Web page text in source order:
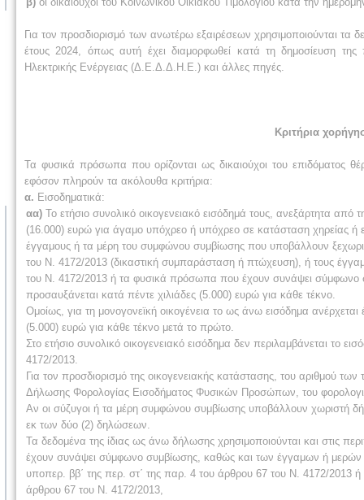
Για τον προσδιορισμό των ανωτέρω εξαιρέσεων χρησιμοποιούνται
έτους 2024, όπως αυτή έχει διαμορφωθεί κατά τη δημοσίευση της
Ηλεκτρικής Ενέργειας (Δ.Ε.Δ.Δ.Η.Ε.) και άλλες πηγές.
Κριτήρια
Τα φυσικά πρόσωπα που ορίζονται ως δικαιούχοι του επιδόματος
εφόσον πληρούν τα ακόλουθα κριτήρια:
α. Εισοδηματικά:
αα) Το ετήσιο συνολικό οικογενειακό εισόδημά τους, ανεξάρτητα από
(16.000) ευρώ για άγαμο υπόχρεο ή υπόχρεο σε κατάσταση χηρείας ή
έγγαμους ή τα μέρη του συμφώνου συμβίωσης που υποβάλλουν
του Ν. 4172/2013 (δικαστική συμπαράσταση ή πτώχευση), ή τους
του Ν. 4172/2013 ή τα φυσικά πρόσωπα που έχουν συνάψει σύμφωνο
προσαυξάνεται κατά πέντε χιλιάδες (5.000) ευρώ για κάθε τέκνο.
Ομοίως, για τη μονογονεϊκή οικογένεια το ως άνω εισόδημα
(5.000) ευρώ για κάθε τέκνο μετά το πρώτο.
Στο ετήσιο συνολικό οικογενειακό εισόδημα δεν περιλαμβάνεται το
4172/2013.
Για τον προσδιορισμό της οικογενειακής κατάστασης, του αριθμού
Δήλωσης Φορολογίας Εισοδήματος Φυσικών Προσώπων, του
Αν οι σύζυγοι ή τα μέρη συμφώνου συμβίωσης υποβάλλουν χωριστή
εκ των δύο (2) δηλώσεων.
Τα δεδομένα της ίδιας ως άνω δήλωσης χρησιμοποιούνται και στις
έχουν συνάψει σύμφωνο συμβίωσης, καθώς και των έγγαμων ή
υποπερ. ββ΄ της περ. στ΄ της παρ. 4 του άρθρου 67 του Ν. 4172/2013
άρθρου 67 του Ν. 4172/2013,